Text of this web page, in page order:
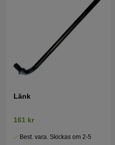
Länk
161 kr
Best. vara. Skickas om 2-5